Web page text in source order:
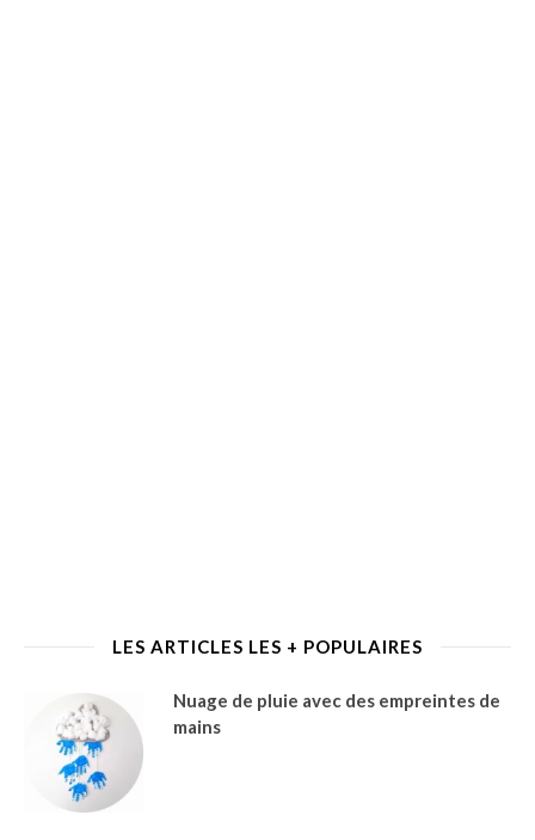
LES ARTICLES LES + POPULAIRES
Nuage de pluie avec des empreintes de
mains